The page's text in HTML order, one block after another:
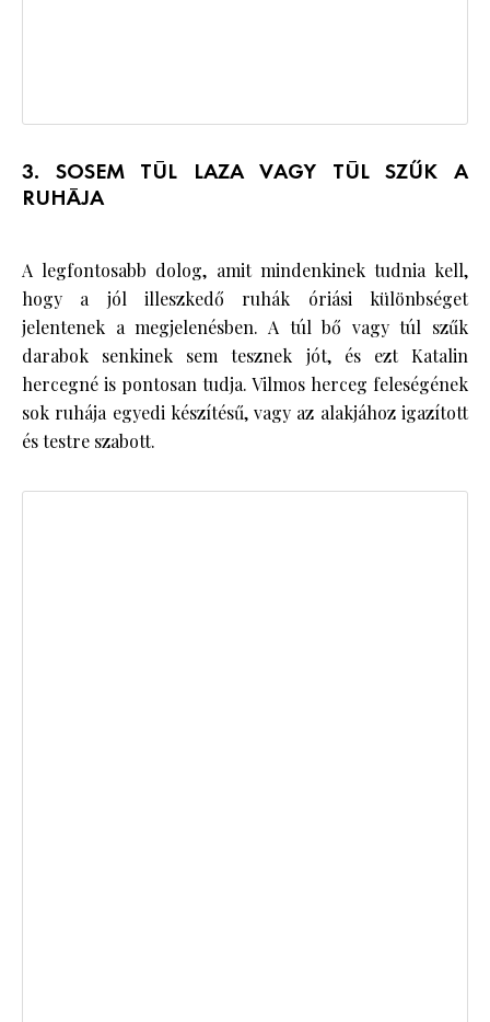
3. SOSEM TÚL LAZA VAGY TÚL SZŰK A
RUHÁJA
A legfontosabb dolog, amit mindenkinek tudnia kell,
hogy a jól illeszkedő ruhák óriási különbséget
jelentenek a megjelenésben. A túl bő vagy túl szűk
darabok senkinek sem tesznek jót, és ezt Katalin
hercegné is pontosan tudja. Vilmos herceg feleségének
sok ruhája egyedi készítésű, vagy az alakjához igazított
és testre szabott.